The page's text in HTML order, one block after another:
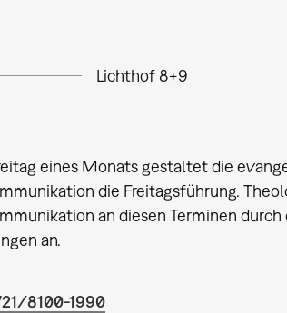
Lichthof 8+9
eines Monats gestaltet die
die Freitagsführung.
an diesen Terminen
an.
8100-1990